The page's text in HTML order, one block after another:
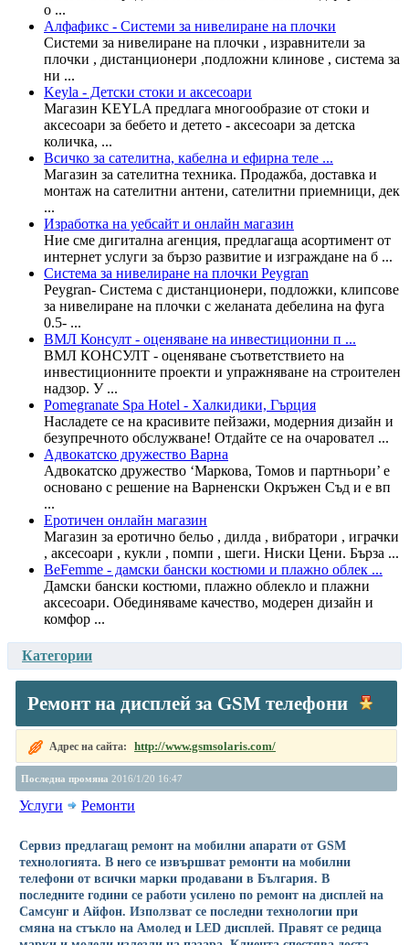
о ...
Алфафикс - Системи за нивелиране на плочки
Системи за нивелиране на плочки , изравнители за
плочки , дистанционери ,подложни клинове , система за
ни ...
Keyla - Детски стоки и аксесоари
Магазин KEYLA предлага многообразие от стоки и
аксесоари за бебето и детето - аксесоари за детска
количка, ...
Всичко за сателитна, кабелна и ефирна теле ...
Магазин за сателитна техника. Продажба, доставка и
монтаж на сателитни антени, сателитни приемници, дек
...
Изработка на уебсайт и онлайн магазин
Ние смe дигитална агенция, предлагаща асортимент от
интернет услуги за бързо развитие и изграждане на б ...
Система за нивелиране на плочки Peygran
Peygran- Система с дистанционери, подложки, клипсове
за нивелиране на плочки с желаната дебелина на фуга
0.5- ...
ВМЛ Консулт - oценяване на инвестиционни п ...
ВМЛ КОНСУЛТ - oценяване съответствието на
инвестиционните проекти и упражняване на строителен
надзор. У ...
Pomegranate Spa Hotel - Халкидики, Гърция
Насладете се на красивите пейзажи, модерния дизайн и
безупречното обслужване! Отдайте се на очаровател ...
Адвокатско дружество Варна
Адвокатско дружество ‘Маркова, Томов и партньори’ е
основано с решение на Варненски Окръжен Съд и е вп
...
Еротичен онлайн магазин
Магазин за еротично бельо , дилда , вибратори , играчки
, аксесоари , кукли , помпи , шеги. Ниски Цени. Бърза ...
BeFemme - дамски бански костюми и плажно облек ...
Дамски бански костюми, плажно облекло и плажни
аксесоари. Обединяваме качество, модерен дизайн и
комфор ...
Категории
Ремонт на дисплей за GSM телефони
Адрес на сайта: http://www.gsmsolaris.com/
Последна промяна 2016/1/20 16:47
Услуги Ремонти
Сервиз предлагащ ремонт на мобилни апарати от GSM
технологията. В него се извършват ремонти на мобилни
телефони от всички марки продавани в България. В
последните години се работи усилено по ремонт на дисплей на
Самсунг и Айфон. Използват се последни технологии при
смяна на стъкло на Амолед и LED дисплей. Правят се редица